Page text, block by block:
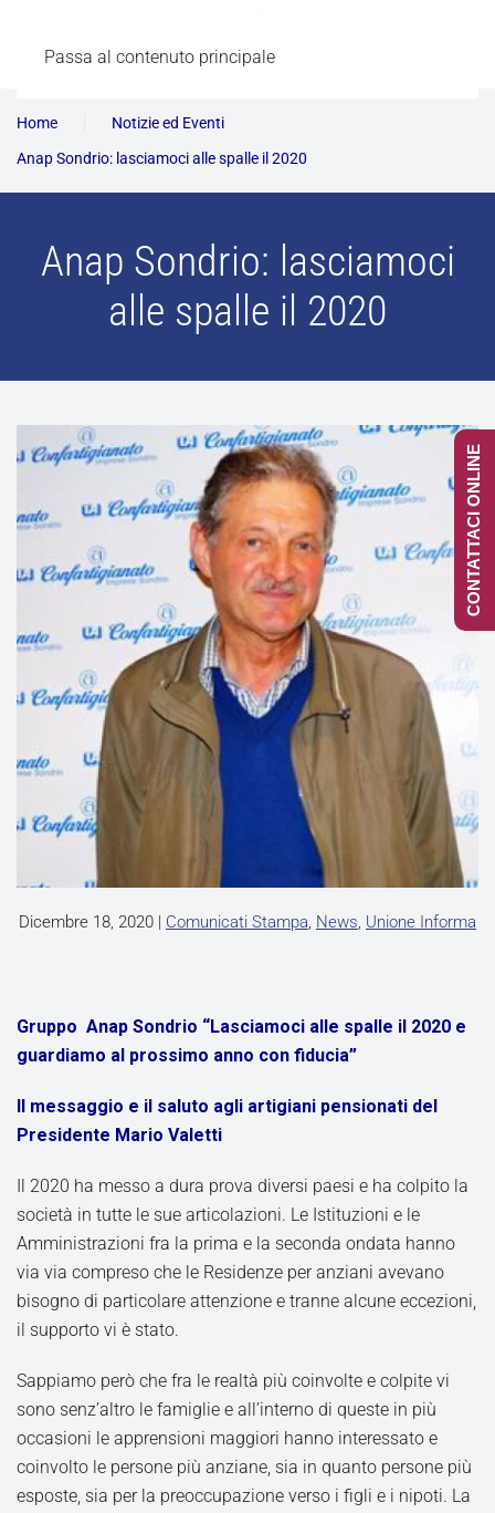
Passa al contenuto principale
Home
Notizie ed Eventi
Anap Sondrio: lasciamoci alle spalle il 2020
Anap Sondrio: lasciamoci
alle spalle il 2020
Dicembre 18, 2020 | Comunicati Stampa, News, Unione Informa
Gruppo Anap Sondrio “Lasciamoci alle spalle il 2020 e
guardiamo al prossimo anno con fiducia”
Il messaggio e il saluto agli artigiani pensionati del
Presidente Mario Valetti
Il 2020 ha messo a dura prova diversi paesi e ha colpito la
società in tutte le sue articolazioni. Le Istituzioni e le
Amministrazioni fra la prima e la seconda ondata hanno
via via compreso che le Residenze per anziani avevano
bisogno di particolare attenzione e tranne alcune eccezioni,
il supporto vi è stato.
Sappiamo però che fra le realtà più coinvolte e colpite vi
sono senz’altro le famiglie e all’interno di queste in più
occasioni le apprensioni maggiori hanno interessato e
coinvolto le persone più anziane, sia in quanto persone più
esposte, sia per la preoccupazione verso i figli e i nipoti. La
CONTATTACI ONLINE